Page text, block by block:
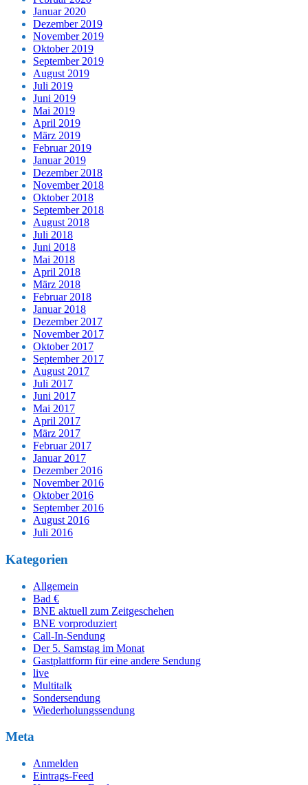
Januar 2020
Dezember 2019
November 2019
Oktober 2019
September 2019
August 2019
Juli 2019
Juni 2019
Mai 2019
April 2019
März 2019
Februar 2019
Januar 2019
Dezember 2018
November 2018
Oktober 2018
September 2018
August 2018
Juli 2018
Juni 2018
Mai 2018
April 2018
März 2018
Februar 2018
Januar 2018
Dezember 2017
November 2017
Oktober 2017
September 2017
August 2017
Juli 2017
Juni 2017
Mai 2017
April 2017
März 2017
Februar 2017
Januar 2017
Dezember 2016
November 2016
Oktober 2016
September 2016
August 2016
Juli 2016
Kategorien
Allgemein
Bad €
BNE aktuell zum Zeitgeschehen
BNE vorproduziert
Call-In-Sendung
Der 5. Samstag im Monat
Gastplattform für eine andere Sendung
live
Multitalk
Sondersendung
Wiederholungssendung
Meta
Anmelden
Eintrags-Feed